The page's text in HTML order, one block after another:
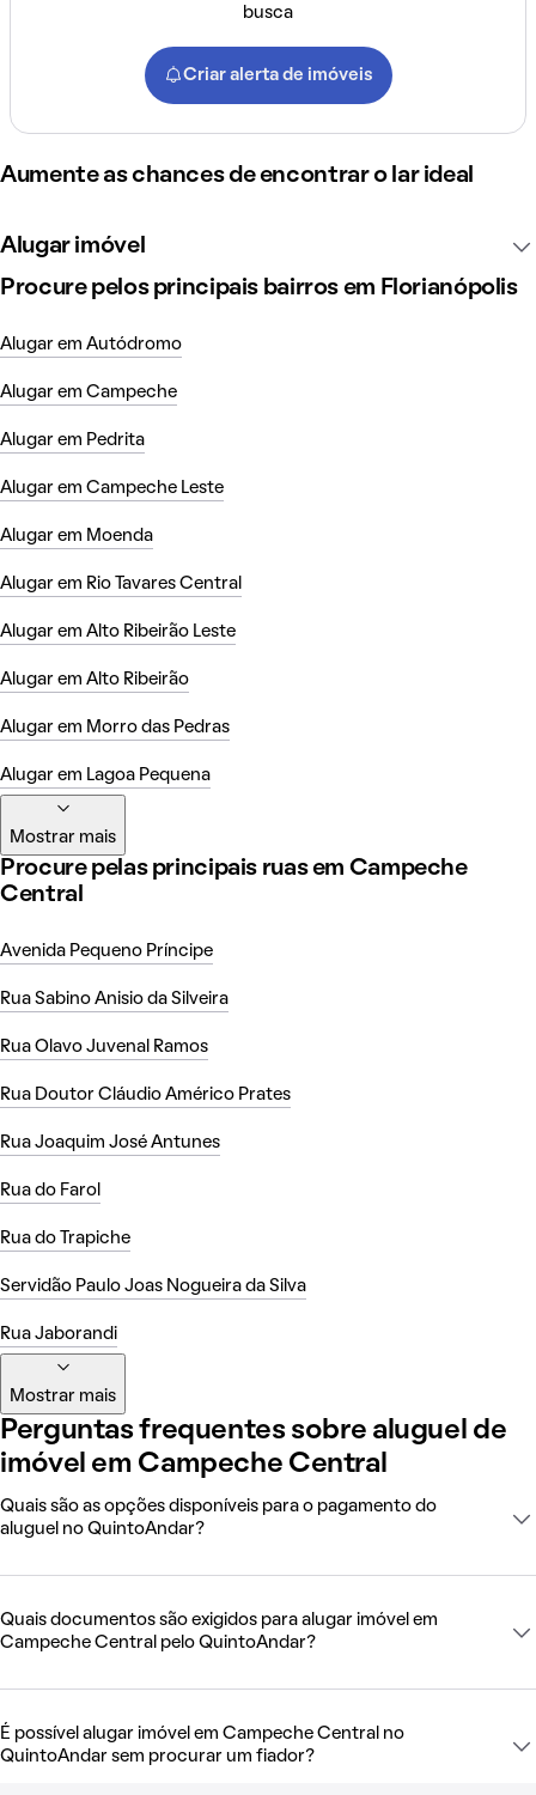
busca
Criar alerta de imóveis
Aumente as chances de encontrar o lar ideal
Alugar imóvel
Procure pelos principais bairros em Florianópolis
Alugar em Autódromo
Alugar em Campeche
Alugar em Pedrita
Alugar em Campeche Leste
Alugar em Moenda
Alugar em Rio Tavares Central
Alugar em Alto Ribeirão Leste
Alugar em Alto Ribeirão
Alugar em Morro das Pedras
Alugar em Lagoa Pequena
Mostrar mais
Procure pelas principais ruas em Campeche
Central
Avenida Pequeno Príncipe
Rua Sabino Anisio da Silveira
Rua Olavo Juvenal Ramos
Rua Doutor Cláudio Américo Prates
Rua Joaquim José Antunes
Rua do Farol
Rua do Trapiche
Servidão Paulo Joas Nogueira da Silva
Rua Jaborandi
Mostrar mais
Perguntas frequentes sobre aluguel de
imóvel em Campeche Central
Quais são as opções disponíveis para o pagamento do
aluguel no QuintoAndar?
Quais documentos são exigidos para alugar imóvel em
Campeche Central pelo QuintoAndar?
É possível alugar imóvel em Campeche Central no
QuintoAndar sem procurar um fiador?